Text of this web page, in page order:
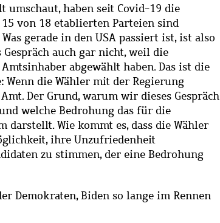
umschaut, haben seit Covid-19 die
von 18 etablierten Parteien sind
gerade in den USA passiert ist, ist also
auch gar nicht, weil die
abgewählt haben. Das ist die
die Wähler mit der Regierung
Der Grund, warum wir dieses Gespräch
welche Bedrohung das für die
Wie kommt es, dass die Wähler
ihre Unzufriedenheit
zu stimmen, der eine Bedrohung
Demokraten, Biden so lange im Rennen